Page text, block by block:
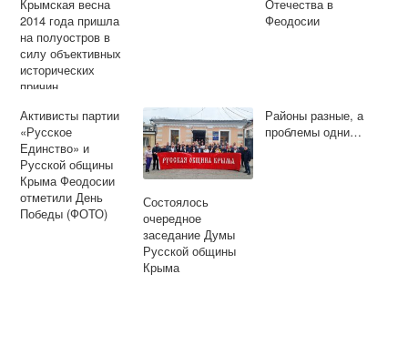
Крымская весна
2014 года пришла
на полуостров в
силу объективных
исторических
причин
Отечества в
Феодосии
Активисты партии
«Русское
Единство» и
Русской общины
Крыма Феодосии
отметили День
Победы (ФОТО)
Состоялось
очередное
заседание Думы
Русской общины
Крыма
Районы разные, а
проблемы одни…